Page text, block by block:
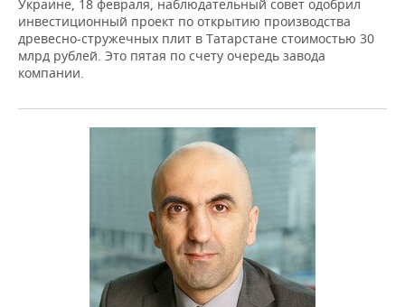
Украине, 18 февраля, наблюдательный совет одобрил
инвестиционный проект по открытию производства
древесно-стружечных плит в Татарстане стоимостью 30
млрд рублей. Это пятая по счету очередь завода
компании.